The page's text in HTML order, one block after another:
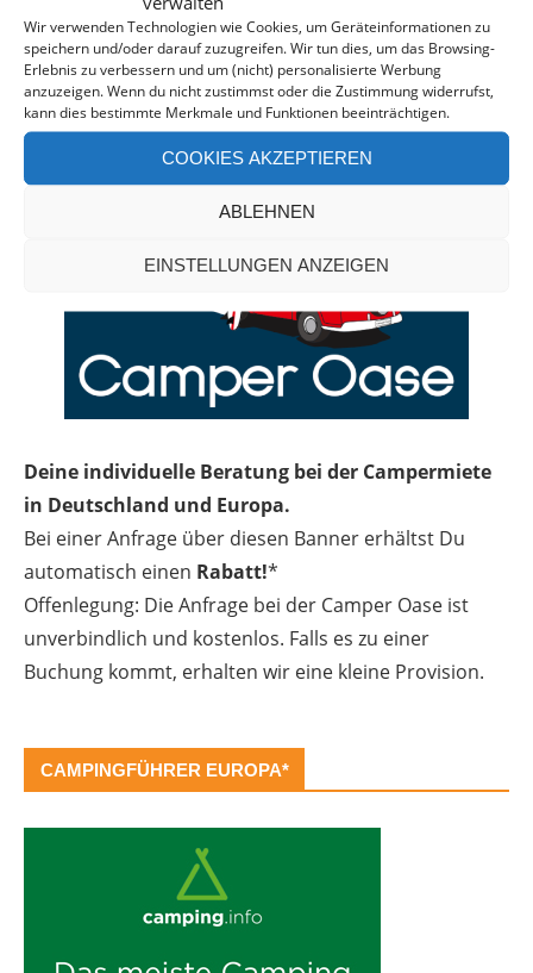
Wir verwenden Technologien wie Cookies, um Geräteinformationen zu
speichern und/oder darauf zuzugreifen. Wir tun dies, um das Browsing-
Erlebnis zu verbessern und um (nicht) personalisierte Werbung
anzuzeigen. Wenn du nicht zustimmst oder die Zustimmung widerrufst,
kann dies bestimmte Merkmale und Funktionen beeinträchtigen.
COOKIES AKZEPTIEREN
ABLEHNEN
EINSTELLUNGEN ANZEIGEN
Deine individuelle Beratung bei der Campermiete
in Deutschland und Europa.
Bei einer Anfrage über diesen Banner erhältst Du
automatisch einen Rabatt!*
Offenlegung: Die Anfrage bei der Camper Oase ist
unverbindlich und kostenlos. Falls es zu einer
Buchung kommt, erhalten wir eine kleine Provision.
CAMPINGFÜHRER EUROPA*